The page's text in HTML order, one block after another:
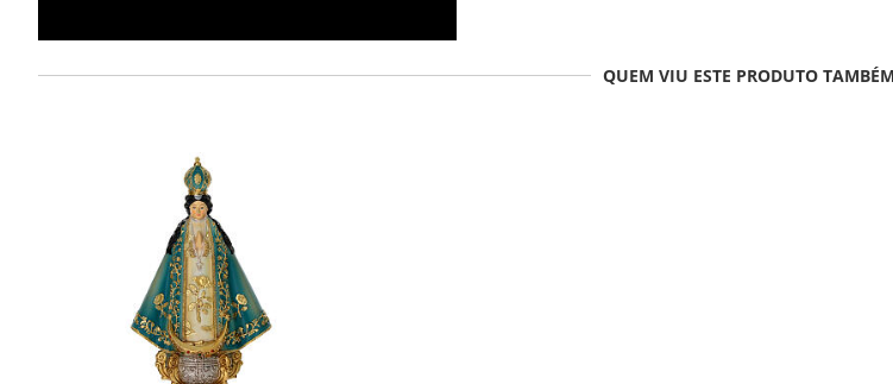
QUEM VIU ESTE PRODUTO